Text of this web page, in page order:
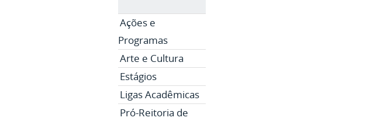
Ações e
Programas
Arte e Cultura
Estágios
Ligas Acadêmicas
Pró-Reitoria de